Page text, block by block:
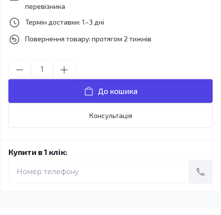
перевізника
Термін доставки: 1–3 дні
Повернення товару: протягом 2 тижнів
До кошика
Консультація
Купити в 1 клік: